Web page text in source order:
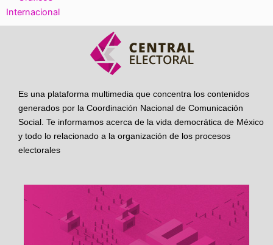
Internacional
Es una plataforma multimedia que concentra los contenidos
generados por la Coordinación Nacional de Comunicación
Social. Te informamos acerca de la vida democrática de México
y todo lo relacionado a la organización de los procesos
electorales